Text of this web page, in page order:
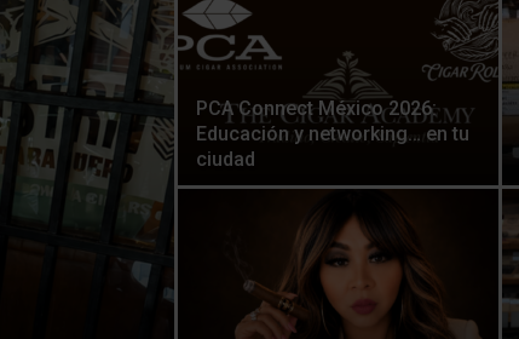
PCA Connect México 2026:
Educación y networking… en tu
ciudad